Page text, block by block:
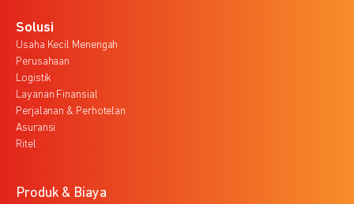
Solusi
Usaha Kecil Menengah
Perusahaan
Logistik
Layanan Finansial
Perjalanan & Perhotelan
Asuransi
Ritel
Produk & Biaya